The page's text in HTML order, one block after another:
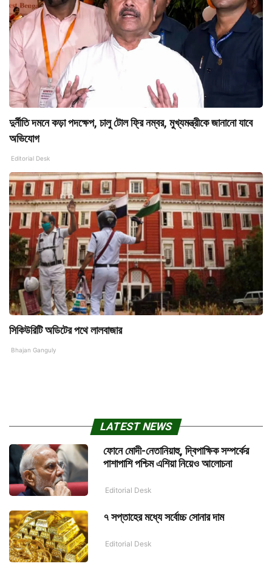
দুর্নীতি দমনে কড়া পদক্ষেপ, চালু টোল ফ্রি নম্বর, মুখ্যমন্ত্রীকে জানানো যাবে
অভিযোগ
Editorial Desk
সিকিউরিটি অডিটের পথে লালবাজার
Bhajan Ganguly
LATEST NEWS
ফোনে মোদী-নেতানিয়াহু, দ্বিপাক্ষিক সম্পর্কের
পাশাপাশি পশ্চিম এশিয়া নিয়েও আলোচনা
Editorial Desk
৭ সপ্তাহের মধ্যে সর্বোচ্চ সোনার দাম
Editorial Desk